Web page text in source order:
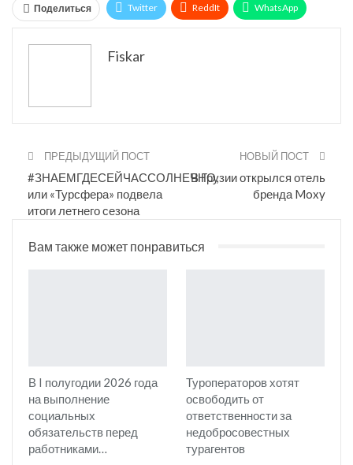
Поделиться Twitter ReddIt WhatsApp
Fiskar
ПРЕДЫДУЩИЙ ПОСТ
#ЗНАЕМГДЕСЕЙЧАССОЛНЕЧНО,
или «Турсфера» подвела
итоги летнего сезона
НОВЫЙ ПОСТ
В Грузии открылся отель
бренда Moxy
Вам также может понравиться
В I полугодии 2026 года
на выполнение
социальных
обязательств перед
работниками…
Туроператоров хотят
освободить от
ответственности за
недобросовестных
турагентов